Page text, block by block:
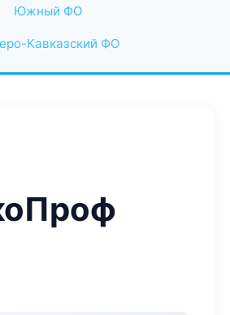
Южный ФО
Кавказский ФО